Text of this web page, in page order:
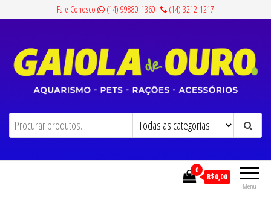
conteúdo
Fale Conosco (14) 99880-1360 (14) 3212-1217
Gaiola de Ouro Aquarismo, Pets, Rações e Acessórios
Menu
0
R$0,00